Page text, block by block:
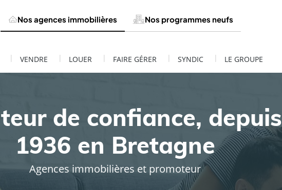
Nos agences immobilières Nos programmes neufs
| VENDRE | LOUER | FAIRE GÉRER | SYNDIC | LE GROUPE
de confiance, depuis
1936 en Bretagne
Agences immobilières et promoteur